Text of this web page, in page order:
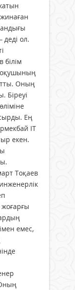
деді ол.
оқушының
Оның
Біреуі
Ең
ІТ
екен.
Тоқаев
емес,